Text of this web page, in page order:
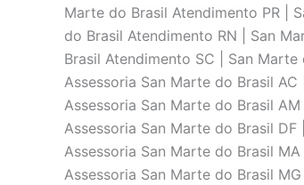
Marte do Brasil Atendimento PR |
do Brasil Atendimento RN | San
Brasil Atendimento SC | San
Assessoria San Marte do Brasil
Assessoria San Marte do Brasil
Assessoria San Marte do Brasil
Assessoria San Marte do Brasil
Assessoria San Marte do Brasil